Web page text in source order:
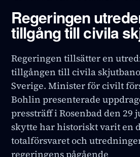
Regeringen
tillgång till civila
Regeringen tillsätter en
tillgången till civila
Sverige. Minister för civilt
Bohlin presenterade
pressträff i Rosenbad den 29
skytte har historiskt varit en
totalförsvaret och
regeringens pågående